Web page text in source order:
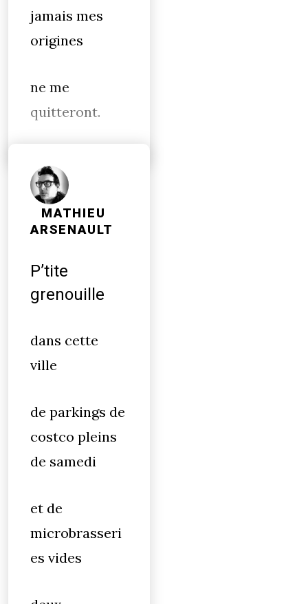
jamais mes
origines
ne me
quitteront.
MATHIEU
ARSENAULT
P’tite
grenouille
dans cette
ville
de parkings de
costco pleins
de samedi
et de
microbrasseri
es vides